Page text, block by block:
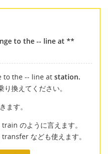
to the -- line at **
to the -- line at station.
り換えてください。
ます。
のように言えます。
なども使えます。